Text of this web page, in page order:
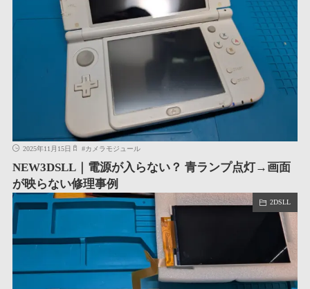
2025年11月15日 #カメラモジュール
NEW3DSLL｜電源が入らない？ 青ランプ点灯→画面
が映らない修理事例
2DSLL